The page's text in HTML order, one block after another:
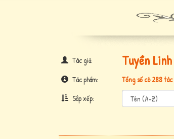
Tác giả: Tuyền Linh
Tác phẩm:
Tổng số có 288 tác
Sắp xếp: